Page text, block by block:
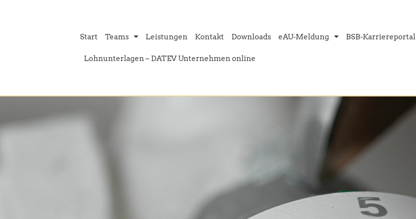
Start Teams Leistungen Kontakt Downloads eAU-Meldung BSB-Karriereportal
Lohnunterlagen – DATEV Unternehmen online